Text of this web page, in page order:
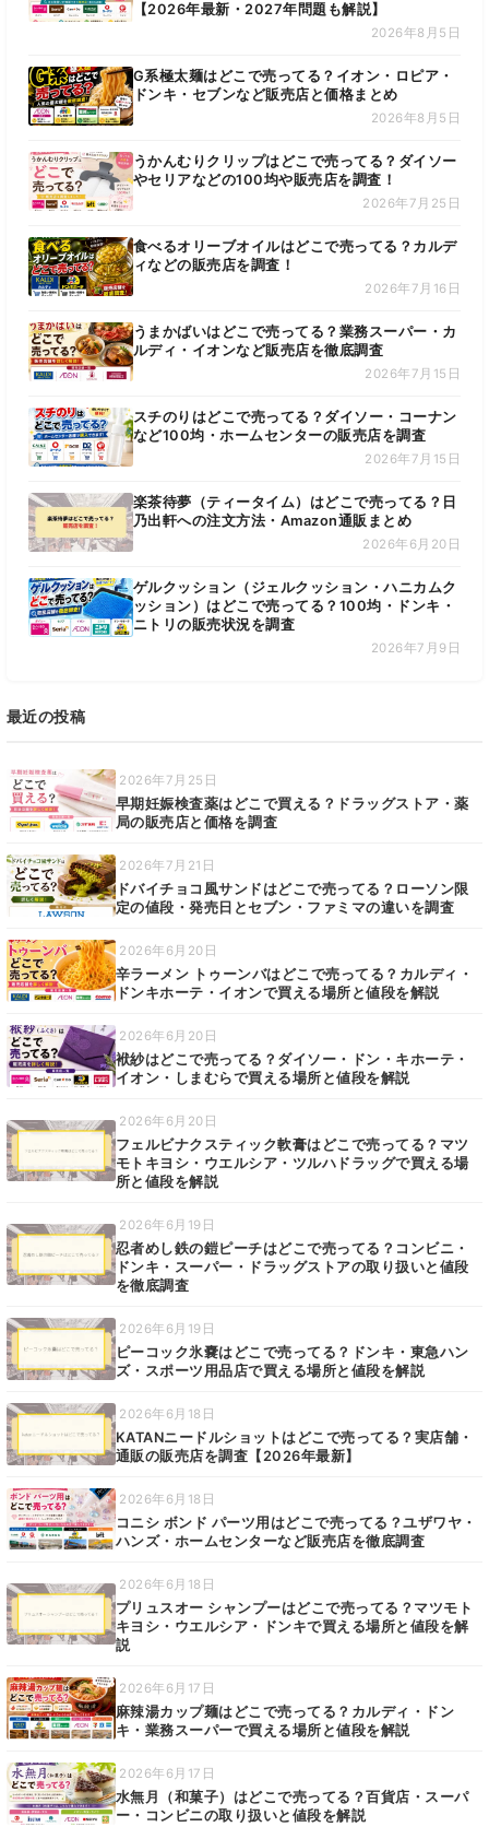
【2026年最新・2027年問題も解説】
2026年8月5日
G系極太麺はどこで売ってる？イオン・ロピア・
ドンキ・セブンなど販売店と価格まとめ
2026年8月5日
うかんむりクリップはどこで売ってる？ダイソー
やセリアなどの100均や販売店を調査！
2026年7月25日
食べるオリーブオイルはどこで売ってる？カルデ
ィなどの販売店を調査！
2026年7月16日
うまかばいはどこで売ってる？業務スーパー・カ
ルディ・イオンなど販売店を徹底調査
2026年7月15日
スチのりはどこで売ってる？ダイソー・コーナン
など100均・ホームセンターの販売店を調査
2026年7月15日
楽茶待夢（ティータイム）はどこで売ってる？日
乃出軒への注文方法・Amazon通販まとめ
2026年6月20日
ゲルクッション（ジェルクッション・ハニカムク
ッション）はどこで売ってる？100均・ドンキ・
ニトリの販売状況を調査
2026年7月9日
最近の投稿
2026年7月25日
早期妊娠検査薬はどこで買える？ドラッグストア・薬
局の販売店と価格を調査
2026年7月21日
ドバイチョコ風サンドはどこで売ってる？ローソン限
定の値段・発売日とセブン・ファミマの違いを調査
2026年6月20日
辛ラーメン トゥーンバはどこで売ってる？カルディ・
ドンキホーテ・イオンで買える場所と値段を解説
2026年6月20日
袱紗はどこで売ってる？ダイソー・ドン・キホーテ・
イオン・しまむらで買える場所と値段を解説
2026年6月20日
フェルビナクスティック軟膏はどこで売ってる？マツ
モトキヨシ・ウエルシア・ツルハドラッグで買える場
所と値段を解説
2026年6月19日
忍者めし鉄の鎧ピーチはどこで売ってる？コンビニ・
ドンキ・スーパー・ドラッグストアの取り扱いと値段
を徹底調査
2026年6月19日
ピーコック氷嚢はどこで売ってる？ドンキ・東急ハン
ズ・スポーツ用品店で買える場所と値段を解説
2026年6月18日
KATANニードルショットはどこで売ってる？実店舗・
通販の販売店を調査【2026年最新】
2026年6月18日
コニシ ボンド パーツ用はどこで売ってる？ユザワヤ・
ハンズ・ホームセンターなど販売店を徹底調査
2026年6月18日
プリュスオー シャンプーはどこで売ってる？マツモト
キヨシ・ウエルシア・ドンキで買える場所と値段を解
説
2026年6月17日
麻辣湯カップ麺はどこで売ってる？カルディ・ドン
キ・業務スーパーで買える場所と値段を解説
2026年6月17日
水無月（和菓子）はどこで売ってる？百貨店・スーパ
ー・コンビニの取り扱いと値段を解説